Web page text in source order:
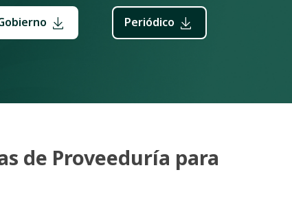
Periódico
de Proveeduría para